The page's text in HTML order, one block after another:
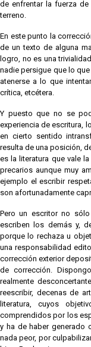
de enfrentar la fuerza
terreno.
En este punto la
de un texto de alguna
logro, no es una
nadie persigue que lo
atenerse a lo que
crítica, etcétera.
Y puesto que no se
experiencia de escritura,
en cierto sentido
resulta de una posición,
es la literatura que vale
precarios aunque muy
ejemplo el escribir
son afortunadamente
Pero un escritor no
escriben los demás y,
porque lo rechaza u
una responsabilidad
corrección exterior
de corrección.
realmente
reescribir, decenas de
literatura, cuyos
comprendidos por los
y ha de haber generado
nada peor, por